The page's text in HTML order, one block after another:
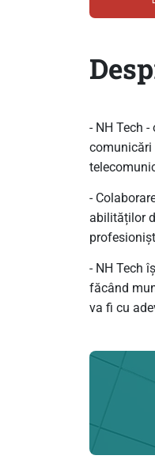
- NH Tech
comunicări
-
abilităților
- NH Tech
făcând
va fi cu